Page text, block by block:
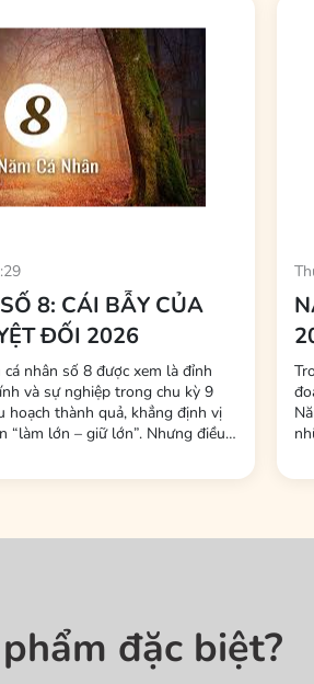
8: CÁI BẪY CỦA
ĐỐI 2026
nhân số 8 được xem là đỉnh
và sự nghiệp trong chu kỳ 9
hoạch thành quả, khẳng định vị
“làm lớn – giữ lớn”. Nhưng điều
cách bạn giữ năng lượng, giữ
đặc biệt?